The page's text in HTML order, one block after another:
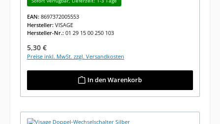
EAN: 8697372005553
Hersteller: VISAGE
Hersteller-Nr.: 01 29 15 00 250 103
Regulärer Preis:
5,30 €
Preise inkl. MwSt. zzgl. Versandkosten
In den Warenkorb